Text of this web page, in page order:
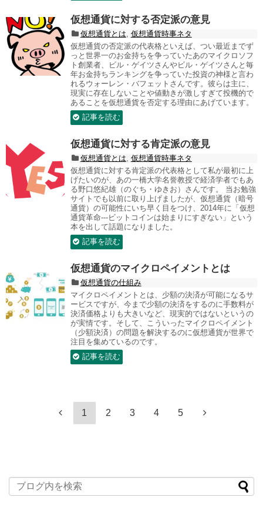
仮想通貨に対する否定派の意見
仮想通貨とは 仮想通貨時事ネタ
仮想通貨の否定派の代表格といえば、つい最近までず
っと世界一のお金持ちを争っていたあのマイクロソフ
ト創業者、ビル・ゲイツさんやビル・ゲイツさんと毎
年お金持ちランキングを争っていた投資の神様と言わ
れるウォーレン・バフェットさんです。彼らは主に、
現実に存在しないことや値動きが激しすぎて投機的で
あることを仮想通貨を否定する理由にあげています。
記事を読む
仮想通貨に対する肯定派の意見
仮想通貨とは 仮想通貨時事ネタ
仮想通貨に対する肯定派の代表格として私が最初に上
げたいのが、あの一橋大学名誉教授で経済学者でもあ
る野口悠紀雄（のぐち・ゆきお）さんです。 当お勉強
サイトでも以前に取り上げましたが、仮想通貨（暗号
通貨）の可能性にいち早く目をつけ、2014年に「仮想
通貨革命---ビットコインは始まりにすぎない」という
本を出して話題になりました。
記事を読む
仮想通貨のマイクロペイメントとは
仮想通貨の仕組み
マイクロペイメントとは、少額の決済が可能になるサ
ービスですが、今まで少額の決済をするのに手数料が
決済価格よりも大きいなど、現実的ではないというの
が実情です。そして、こういったマイクロペイメント
（少額決済）の問題を解決するのに仮想通貨が世界で
注目を集めているのです。
記事を読む
1 2 3 4 5